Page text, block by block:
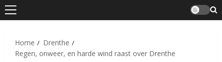
Primair
Home
Drenthe
Regen, onweer, en harde wind raast over Drenthe